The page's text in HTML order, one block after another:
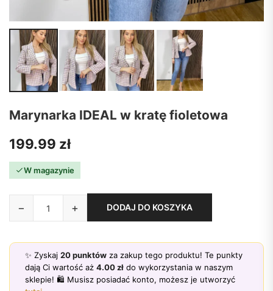
Marynarka IDEAL w kratę fioletowa
199.99 zł
W magazynie
− + DODAJ DO KOSZYKA
✨ Zyskaj 20punktów za zakup tego produktu! Te punkty
dają Ci wartość aż 4.00zł do wykorzystania w naszym
sklepie! 🛍️ Musisz posiadać konto, możesz je utworzyć